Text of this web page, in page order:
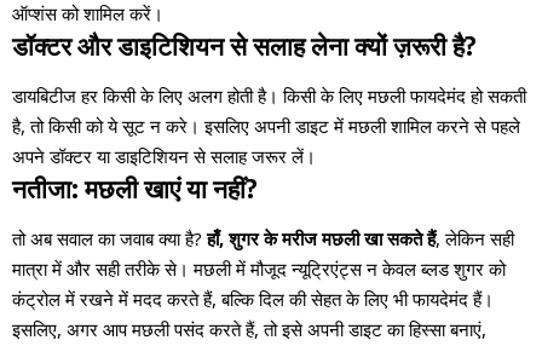
ऑप्शंस को शामिल करें।
डॉक्टर और डाइटिशियन से सलाह लेना क्यों ज़रूरी है?
डायबिटीज हर किसी के लिए अलग होती है। किसी के लिए मछली फायदेमंद हो सकती
है, तो किसी को ये सूट न करे। इसलिए अपनी डाइट में मछली शामिल करने से पहले
अपने डॉक्टर या डाइटिशियन से सलाह जरूर लें।
नतीजा: मछली खाएं या नहीं?
तो अब सवाल का जवाब क्या है?हाँ, शुगर के मरीज मछली खा सकते हैं, लेकिन सही
मात्रा में और सही तरीके से। मछली में मौजूद न्यूट्रिएंट्स न केवल ब्लड शुगर को
कंट्रोल में रखने में मदद करते हैं, बल्कि दिल की सेहत के लिए भी फायदेमंद हैं।
इसलिए, अगर आप मछली पसंद करते हैं, तो इसे अपनी डाइट का हिस्सा बनाएं,